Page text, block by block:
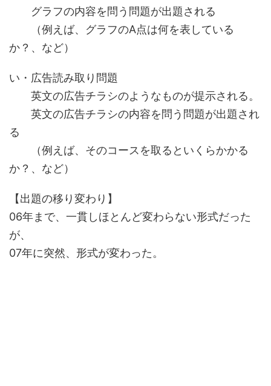
グラフの内容を問う問題が出題される
（例えば、グラフのA点は何を表している
か？、など）
い・広告読み取り問題
英文の広告チラシのようなものが提示される。
英文の広告チラシの内容を問う問題が出題され
る
（例えば、そのコースを取るといくらかかる
か？、など）
【出題の移り変わり】
06年まで、一貫しほとんど変わらない形式だった
が、
07年に突然、形式が変わった。